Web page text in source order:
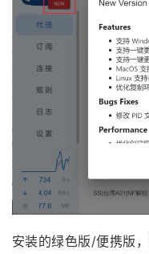
安装的绿色版/便携版